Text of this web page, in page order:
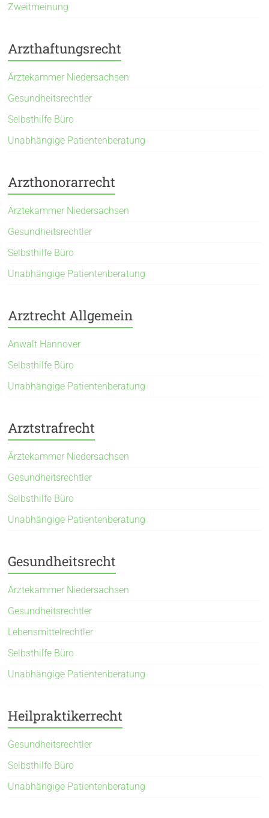
Zweitmeinung
Arzthaftungsrecht
Ärztekammer Niedersachsen
Gesundheitsrechtler
Selbsthilfe Büro
Unabhängige Patientenberatung
Arzthonorarrecht
Ärztekammer Niedersachsen
Gesundheitsrechtler
Selbsthilfe Büro
Unabhängige Patientenberatung
Arztrecht Allgemein
Anwalt Hannover
Selbsthilfe Büro
Unabhängige Patientenberatung
Arztstrafrecht
Ärztekammer Niedersachsen
Gesundheitsrechtler
Selbsthilfe Büro
Unabhängige Patientenberatung
Gesundheitsrecht
Ärztekammer Niedersachsen
Gesundheitsrechtler
Lebensmittelrechtler
Selbsthilfe Büro
Unabhängige Patientenberatung
Heilpraktikerrecht
Gesundheitsrechtler
Selbsthilfe Büro
Unabhängige Patientenberatung